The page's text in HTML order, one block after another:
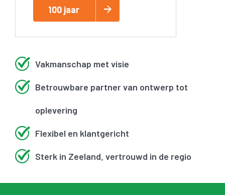
100 jaar
Vakmanschap met visie
Betrouwbare partner van ontwerp tot
oplevering
Flexibel en klantgericht
Sterk in Zeeland, vertrouwd in de regio